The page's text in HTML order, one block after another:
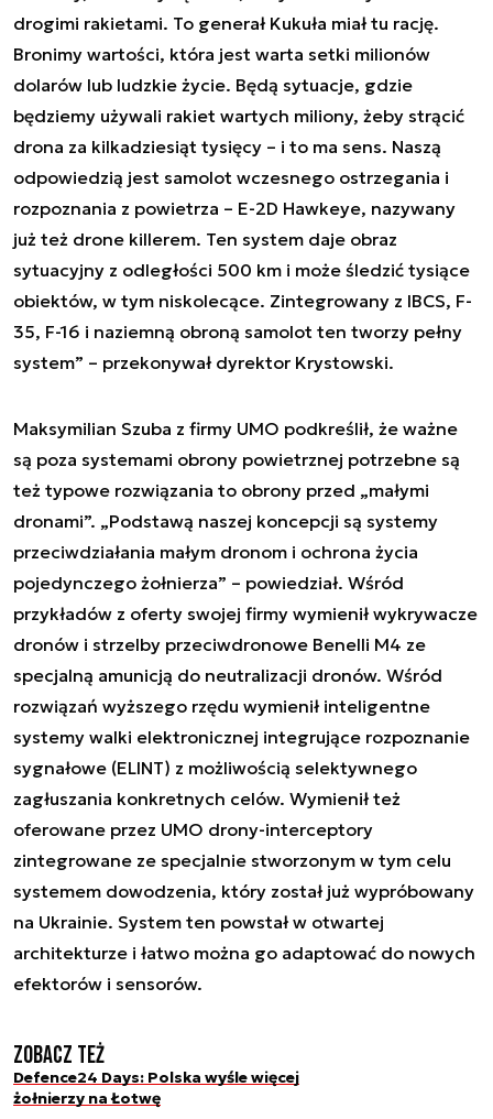
drogimi rakietami. To generał Kukuła miał tu rację.
Bronimy wartości, która jest warta setki milionów
dolarów lub ludzkie życie. Będą sytuacje, gdzie
będziemy używali rakiet wartych miliony, żeby strącić
drona za kilkadziesiąt tysięcy – i to ma sens. Naszą
odpowiedzią jest samolot wczesnego ostrzegania i
rozpoznania z powietrza – E-2D Hawkeye, nazywany
już też drone killerem. Ten system daje obraz
sytuacyjny z odległości 500 km i może śledzić tysiące
obiektów, w tym niskolecące. Zintegrowany z IBCS, F-
35, F-16 i naziemną obroną samolot ten tworzy pełny
system” – przekonywał dyrektor Krystowski.
Maksymilian Szuba z firmy UMO podkreślił, że ważne
są poza systemami obrony powietrznej potrzebne są
też typowe rozwiązania to obrony przed „małymi
dronami”. „Podstawą naszej koncepcji są systemy
przeciwdziałania małym dronom i ochrona życia
pojedynczego żołnierza” – powiedział. Wśród
przykładów z oferty swojej firmy wymienił wykrywacze
dronów i strzelby przeciwdronowe Benelli M4 ze
specjalną amunicją do neutralizacji dronów. Wśród
rozwiązań wyższego rzędu wymienił inteligentne
systemy walki elektronicznej integrujące rozpoznanie
sygnałowe (ELINT) z możliwością selektywnego
zagłuszania konkretnych celów. Wymienił też
oferowane przez UMO drony-interceptory
zintegrowane ze specjalnie stworzonym w tym celu
systemem dowodzenia, który został już wypróbowany
na Ukrainie. System ten powstał w otwartej
architekturze i łatwo można go adaptować do nowych
efektorów i sensorów.
Zobacz też
Defence24 Days: Polska wyśle więcej
żołnierzy na Łotwę